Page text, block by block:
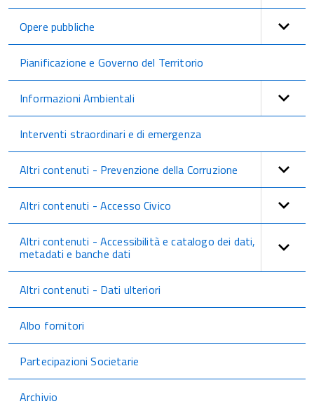
Opere pubbliche
Pianificazione e Governo del Territorio
Informazioni Ambientali
Interventi straordinari e di emergenza
Altri contenuti - Prevenzione della Corruzione
Altri contenuti - Accesso Civico
Altri contenuti - Accessibilità e catalogo dei dati,
metadati e banche dati
Altri contenuti - Dati ulteriori
Albo fornitori
Partecipazioni Societarie
Archivio